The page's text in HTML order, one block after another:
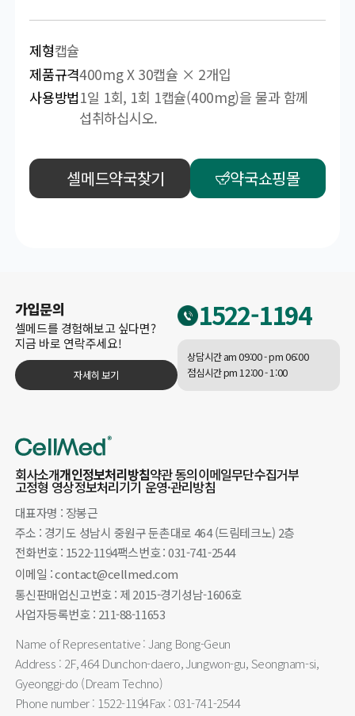
제형캡슐
제품규격400mg X 30캡슐 × 2개입
사용방법1일 1회, 1회 1캡슐(400mg)을 물과 함께
섭취하십시오.
셀메드약국찾기 약국쇼핑몰
가입문의
셀메드를 경험해보고 싶다면?
지금 바로 연락주세요!
자세히 보기
1522-1194
상담시간 am 09:00 - pm 06:00
점심시간 pm 12:00 - 1:00
회사소개개인정보처리방침약관 동의이메일무단수집거부
고정형 영상정보처리기기 운영·관리방침
대표자명 : 장봉근
주소 : 경기도 성남시 중원구 둔촌대로 464 (드림테크노) 2층
전화번호 : 1522-1194팩스번호 : 031-741-2544
이메일 : contact@cellmed.com
통신판매업신고번호 : 제 2015-경기성남-1606호
사업자등록번호 : 211-88-11653
Name of Representative : Jang Bong-Geun
Address : 2F, 464 Dunchon-daero, Jungwon-gu, Seongnam-si,
Gyeonggi-do (Dream Techno)
Phone number : 1522-1194Fax : 031-741-2544